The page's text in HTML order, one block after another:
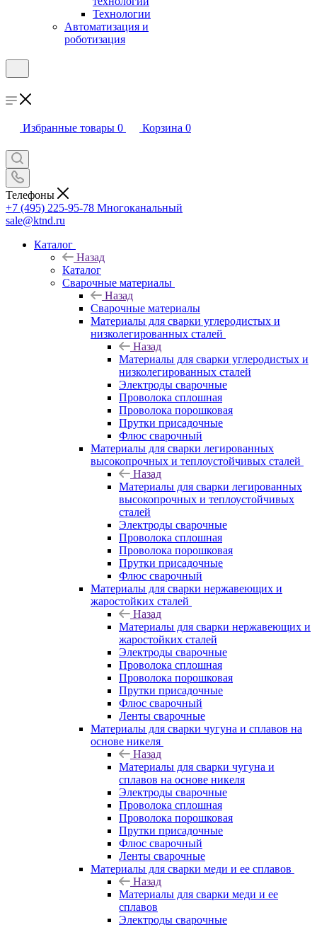
Технологии
Автоматизация и
роботизация
Избранные товары 0 Корзина 0
Телефоны
+7 (495) 225-95-78 Многоканальный
sale@ktnd.ru
Каталог
Назад
Каталог
Сварочные материалы
Назад
Сварочные материалы
Материалы для сварки углеродистых и
низколегированных сталей
Назад
Материалы для сварки углеродистых и
низколегированных сталей
Электроды сварочные
Проволока сплошная
Проволока порошковая
Прутки присадочные
Флюс сварочный
Материалы для сварки легированных
высокопрочных и теплоустойчивых сталей
Назад
Материалы для сварки легированных
высокопрочных и теплоустойчивых
сталей
Электроды сварочные
Проволока сплошная
Проволока порошковая
Прутки присадочные
Флюс сварочный
Материалы для сварки нержавеющих и
жаростойких сталей
Назад
Материалы для сварки нержавеющих и
жаростойких сталей
Электроды сварочные
Проволока сплошная
Проволока порошковая
Прутки присадочные
Флюс сварочный
Ленты сварочные
Материалы для сварки чугуна и сплавов на
основе никеля
Назад
Материалы для сварки чугуна и
сплавов на основе никеля
Электроды сварочные
Проволока сплошная
Проволока порошковая
Прутки присадочные
Флюс сварочный
Ленты сварочные
Материалы для сварки меди и ее сплавов
Назад
Материалы для сварки меди и ее
сплавов
Электроды сварочные